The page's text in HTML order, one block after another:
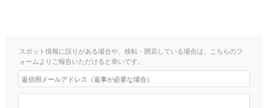
スポット情報に誤りがある場合や、移転・閉店している場合は、こちらのフ
ォームよりご報告いただけると幸いです。